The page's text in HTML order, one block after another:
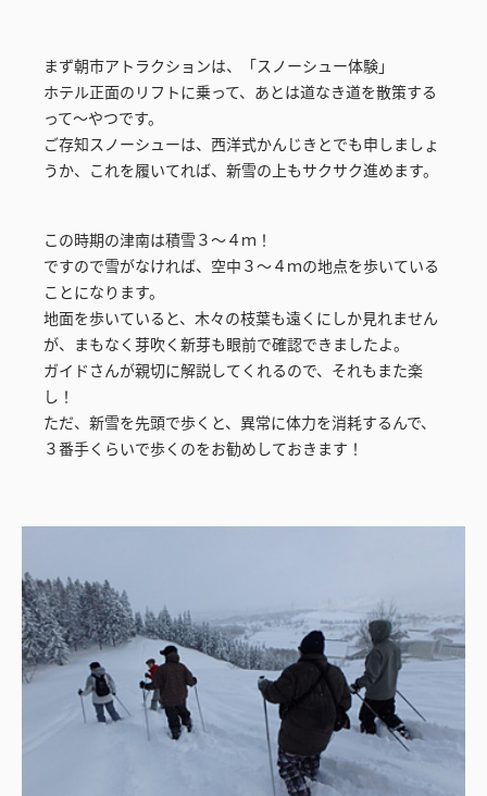
まず朝市アトラクションは、「スノーシュー体験」
ホテル正面のリフトに乗って、あとは道なき道を散策する
って～やつです。
ご存知スノーシューは、西洋式かんじきとでも申しましょ
うか、これを履いてれば、新雪の上もサクサク進めます。
この時期の津南は積雪３～４ｍ！
ですので雪がなければ、空中３～４ｍの地点を歩いている
ことになります。
地面を歩いていると、木々の枝葉も遠くにしか見れません
が、まもなく芽吹く新芽も眼前で確認できましたよ。
ガイドさんが親切に解説してくれるので、それもまた楽
し！
ただ、新雪を先頭で歩くと、異常に体力を消耗するんで、
３番手くらいで歩くのをお勧めしておきます！